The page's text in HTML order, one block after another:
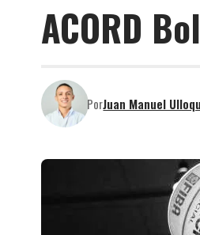
ACORD
PorJuan Manuel